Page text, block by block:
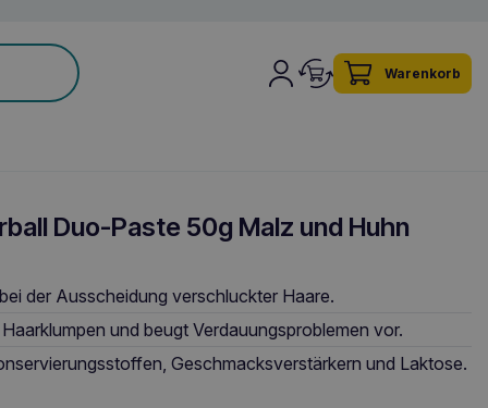
Warenkorb
Duo-Paste 50g Malz und Huhn
der Ausscheidung verschluckter Haare.
und beugt Verdauungsproblemen vor.
Geschmacksverstärkern und Laktose.